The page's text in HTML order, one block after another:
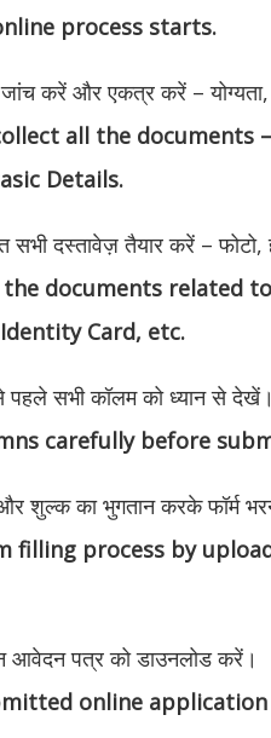
process starts.
करें और एकत्र करें –
all the documents
Details.
सभी दस्तावेज़ तैयार करें –
the documents related
Card, etc.
सभी कॉलम को ध्यान से
carefully before
शुल्क का भुगतान करके फॉर्म
filling process by
आवेदन पत्र को डाउनलोड करें।
online